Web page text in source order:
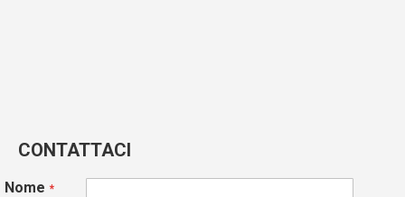
CONTATTACI
Nome